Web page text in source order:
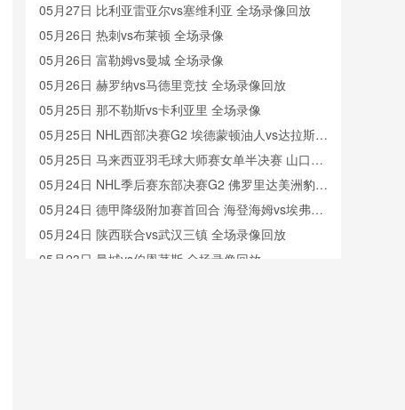
05月27日 比利亚雷亚尔vs塞维利亚 全场录像回放
05月26日 热刺vs布莱顿 全场录像
05月26日 富勒姆vs曼城 全场录像
05月26日 赫罗纳vs马德里竞技 全场录像回放
05月25日 那不勒斯vs卡利亚里 全场录像
05月25日 NHL西部决赛G2 埃德蒙顿油人vs达拉斯星
全场录像回放
05月25日 马来西亚羽毛球大师赛女单半决赛 山口茜
vs韩悦 全场录像回放
05月24日 NHL季后赛东部决赛G2 佛罗里达美洲豹vs
卡罗莱纳飓风 全场录像回放
05月24日 德甲降级附加赛首回合 海登海姆vs埃弗斯
堡 全场录像回放
05月24日 陕西联合vs武汉三镇 全场录像回放
05月23日 曼城vs伯恩茅斯 全场录像回放